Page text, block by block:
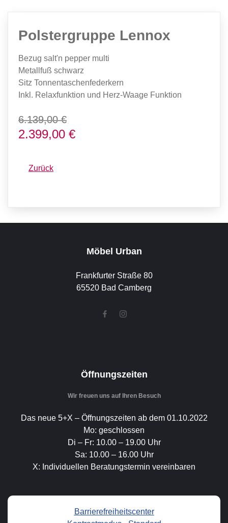
Polstergruppe Lennox
Bezug salt'n pepper multi
Metallfuß schwarz
Sitz Tonnentaschenfederkern
Inkl. Relaxfunktion und Herz-Waage Funktion
6.139,00 €
2.399,00 €
Zurück
Möbel Urban
Frankfurter Straße 80
65520 Bad Camberg
Öffnungszeiten
Wir freuen uns auf Ihren Besuch
Das neue 5+X – Öffnungszeiten ab dem 01.10.2022
Mo: geschlossen
Di – Fr: 10.00 – 19.00 Uhr
Sa: 10.00 – 16.00 Uhr
X: Individuellen Beratungstermin vereinbaren
Barrierefreiheitscenter